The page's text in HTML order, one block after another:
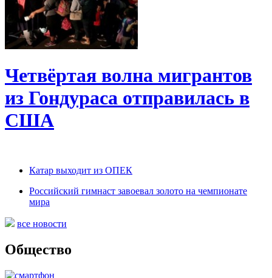
Четвёртая волна мигрантов
из Гондураса отправилась в
США
Катар выходит из ОПЕК
Российский гимнаст завоевал золото на чемпионате
мира
все новости
Общество